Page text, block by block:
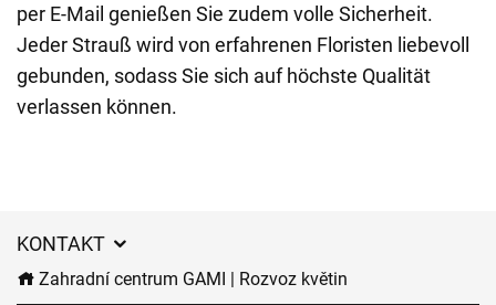
per E-Mail genießen Sie zudem volle Sicherheit.
Jeder Strauß wird von erfahrenen Floristen liebevoll
gebunden, sodass Sie sich auf höchste Qualität
verlassen können.
KONTAKT
Zahradní centrum GAMI | Rozvoz květin